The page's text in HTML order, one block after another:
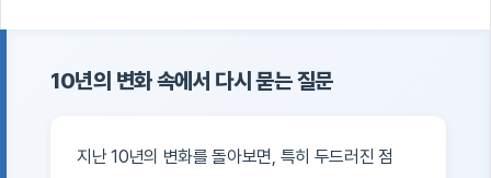
10년의 변화 속에서 다시 묻는 질문
지난 10년의 변화를 돌아보면, 특히 두드러진 점